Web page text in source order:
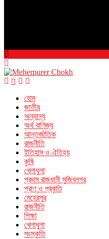
হোম
জাতীয়
অন্যান্য
অর্থ বাণিজ্য
আন্তর্জাতিক
রাজনীতি
ইতিহাস ও ঐতিহ্য
কৃষি
খেলাধুলা
প্রথম রাজধানী মুজিবনগর
প্রাণ ও প্রকৃতি
মেহেরপুর
রাজনীতি
শিক্ষা
খেলাধুলা
সংস্কৃতি